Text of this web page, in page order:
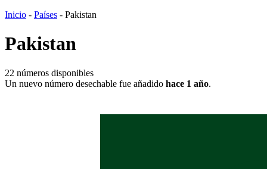
Inicio - Países - Pakistan
Pakistan
22 números disponibles
Un nuevo número desechable fue añadido hace 1 año.